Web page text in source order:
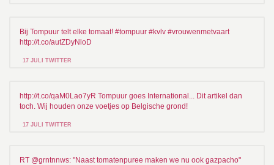
Bij Tompuur telt elke tomaat! #tompuur #kvlv #vrouwenmetvaart
http://t.co/autZDyNloD
17 JULI TWITTER
http://t.co/qaM0Lao7yR Tompuur goes International... Dit artikel dan
toch. Wij houden onze voetjes op Belgische grond!
17 JULI TWITTER
RT @grntnnws: "Naast tomatenpuree maken we nu ook gazpacho"